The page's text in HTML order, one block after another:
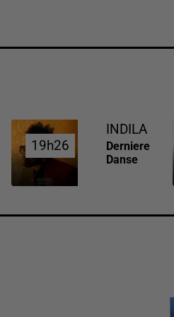
19h26
19h26
INDILA
Derniere
Danse